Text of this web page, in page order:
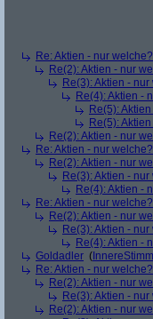
Re: Aktien - nur welche?
Re(2): Aktien - nur
Re(3): Aktien -
Re(4): Aktien -
Re(5):
Re(5):
Re(2): Aktien - nur
Re: Aktien - nur welche?
Re(2): Aktien - nur
Re(3): Aktien -
Re(4): Aktien -
Re: Aktien - nur welche?
Re(2): Aktien - nur
Re(3): Aktien -
Re(4): Aktien -
Goldadler (
Re: Aktien - nur welche?
Re(2): Aktien - nur
Re(3): Aktien -
Re(2): Aktien - nur